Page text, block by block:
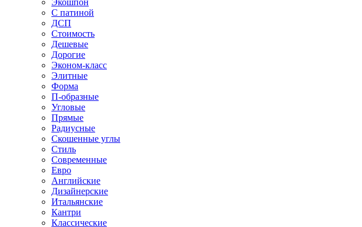
С патиной
ДСП
Стоимость
Дешевые
Дорогие
Эконом-класс
Элитные
Форма
П-образные
Угловые
Прямые
Радиусные
Скошенные углы
Стиль
Современные
Евро
Английские
Дизайнерские
Итальянские
Кантри
Классические